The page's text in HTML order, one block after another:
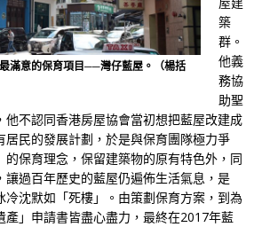
滿意的保育項目──灣仔藍屋。（楊括
築
群。
他義
務協
助聖
他不認同香港房屋協會當初想把藍屋改建成
居民的發展計劃，於是與保育團隊極力爭
的保育理念，保留建築物的原有特色外，同
讓過百年歷史的藍屋仍遍佈生活氣息，是
冷沈默如「死樓」。由策劃保育方案，到為
產」申請書皆盡心盡力，最終在2017年藍